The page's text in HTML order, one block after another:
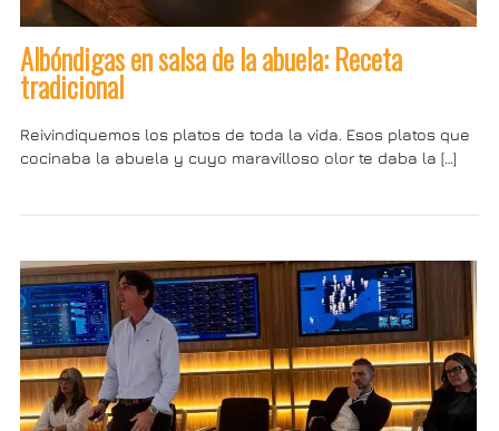
Albóndigas en salsa de la abuela: Receta
tradicional
Reivindiquemos los platos de toda la vida. Esos platos que
cocinaba la abuela y cuyo maravilloso olor te daba la […]